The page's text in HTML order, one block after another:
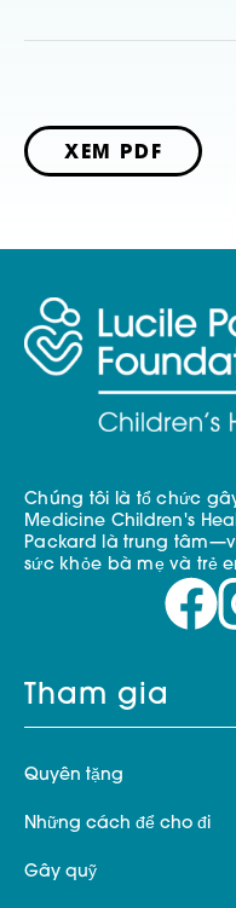
XEM PDF
Chúng tôi là tổ chức
Medicine Children's
Packard là trung
sức khỏe bà mẹ và trẻ
Tham gia
Quyên tặng
Những cách để cho đi
Gây quỹ